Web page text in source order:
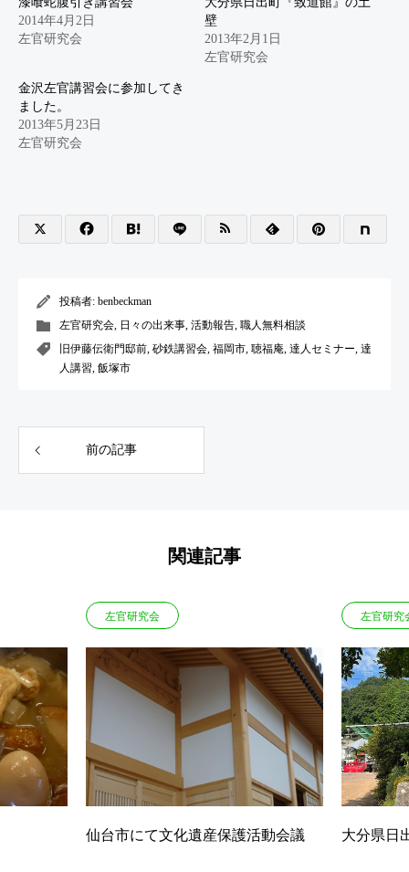
2014年4月2日
左官研究会
壁
2013年2月1日
左官研究会
金沢左官講習会に参加してき
ました。
2013年5月23日
左官研究会
投稿者: benbeckman
左官研究会, 日々の出来事, 活動報告, 職人無料相談
旧伊藤伝衛門邸前, 砂鉄講習会, 福岡市, 聴福庵, 達人セミナー, 達
人講習, 飯塚市
前の記事
関連記事
左官研究会
仙台市にて文化遺産保護活動会議
左官研究
大分県日